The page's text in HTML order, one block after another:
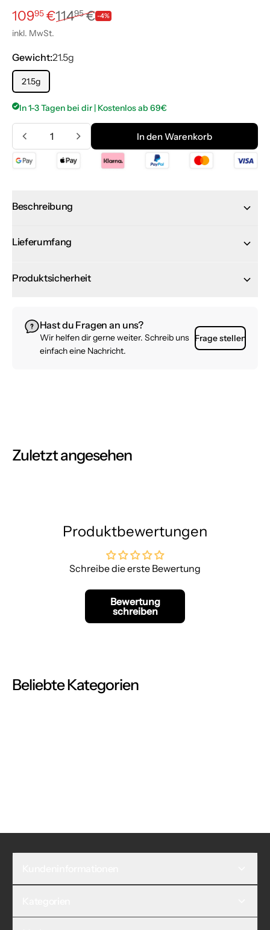
Angebotspreis
10995 €109,95 €
Normalpreis
11495€114,95 €
-4%
inkl. MwSt.
Gewicht:21.5g
21.5g
In 1-3 Tagen bei dir | Kostenlos ab 69€
Menge
In den Warenkorb
In den Warenkorb
Beschreibung
Lieferumfang
Produktsicherheit
Hast du Fragen an uns?
Wir helfen dir gerne weiter. Schreib uns
einfach eine Nachricht.
Frage stellen
Zuletzt angesehen
Produktbewertungen
Schreibe die erste Bewertung
Bewertung
schreiben
Beliebte Kategorien